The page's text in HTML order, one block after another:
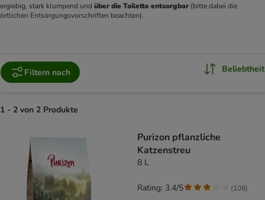
ergiebig, stark klumpend und über die Toilette entsorgbar (bitte dabei die
örtlichen Entsorgungsvorschriften beachten).
Filtern nach Beliebtheit
1 - 2 von 2 Produkte
Purizon pflanzliche
Katzenstreu
8 L
Rating: 3.4/5 (108)